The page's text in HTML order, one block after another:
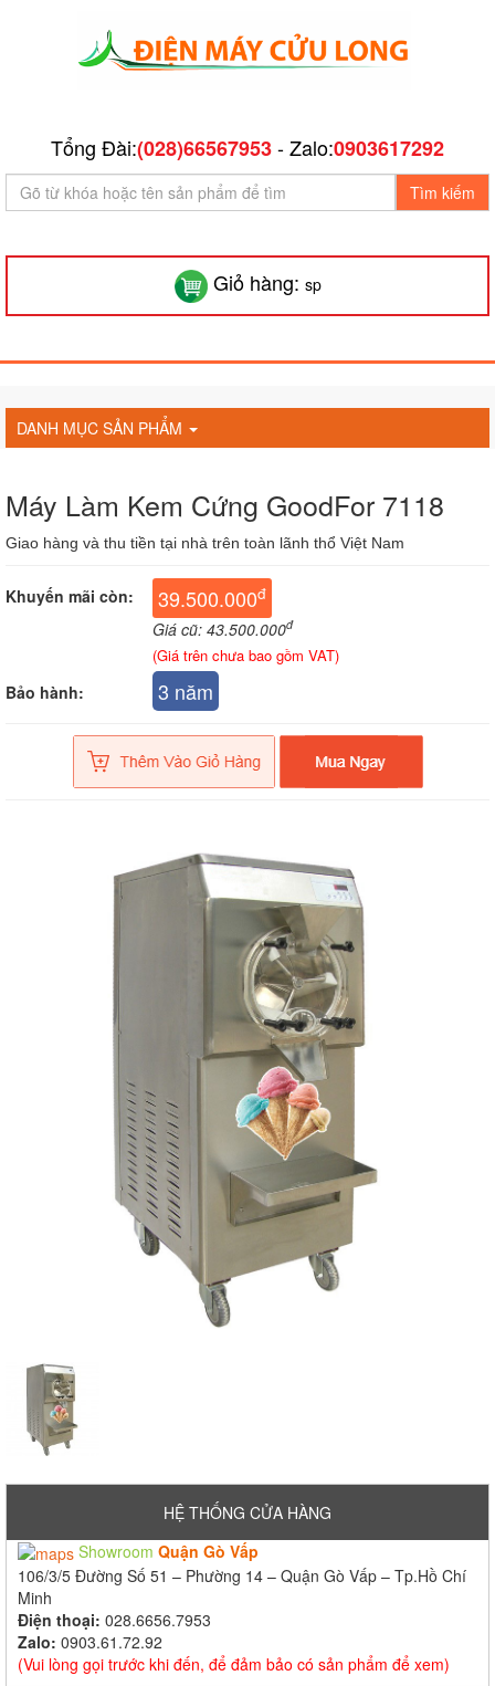
Tổng Đài:(028)66567953- Zalo:0903617292
Tìm kiếm
Giỏ hàng: sp
DANH MỤC SẢN PHẨM
Máy Làm Kem Cứng GoodFor 7118
Giao hàng và thu tiền tại nhà trên toàn lãnh thổ Việt Nam
Khuyến mãi còn: 39.500.000đ
Giá cũ: 43.500.000đ
(Giá trên chưa bao gồm VAT)
Bảo hành: 3 năm
HỆ THỐNG CỬA HÀNG
Showroom Quận Gò Vấp
106/3/5 Đường Số 51 – Phường 14 – Quận Gò Vấp – Tp.Hồ Chí
Minh
Điện thoại: 028.6656.7953
Zalo: 0903.61.72.92
(Vui lòng gọi trước khi đến, để đảm bảo có sản phẩm để xem)